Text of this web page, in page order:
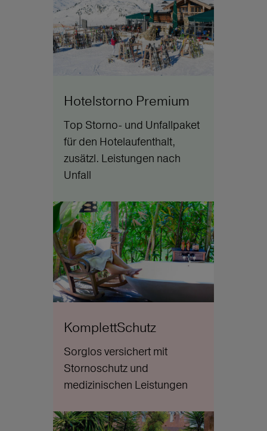
Hotelstorno Premium
Top Storno- und Unfallpaket
für den Hotelaufenthalt,
zusätzl. Leistungen nach
Unfall
KomplettSchutz
Sorglos versichert mit
Stornoschutz und
medizinischen Leistungen